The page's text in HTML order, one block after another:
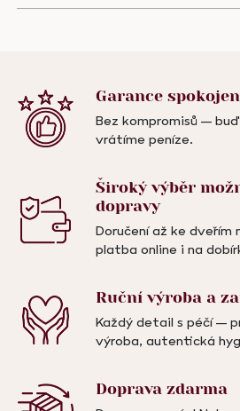
Garance
Bez kompromisů –
vrátíme peníze.
Široký výběr
dopravy
Doručení až ke dveřím
platba online i na
Ruční výroba a
Každý detail s péčí –
výroba, autentická
Dopravazdarma